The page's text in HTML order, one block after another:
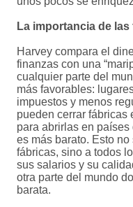
La importancia de
Harvey compara el
finanzas con una
cualquier parte del
más favorables:
impuestos y menos
pueden cerrar fábricas
para abrirlas en
es más barato. Esto
fábricas, sino a todos
sus salarios y su
otra parte del mundo
barata.